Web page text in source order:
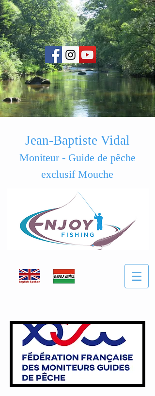
Jean-Baptiste Vidal
Moniteur - Guide de pêche
exclusif Mouche